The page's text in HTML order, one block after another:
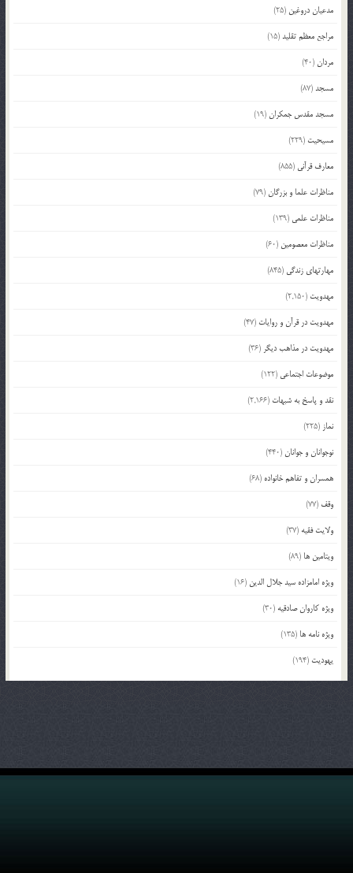
مدعیان دروغین (25)
مراجع معظم تقلید(15)
مردان(40)
مسجد(87)
مسجد مقدس جمکران(19)
مسیحیت (229)
معارف قرآنی (855)
مناظرات علما و بزرگان(79)
مناظرات علمی (139)
مناظرات معصومین (60)
مهارتهای زندگی (845)
مهدویت (2,150)
مهدویت در قرآن و روایات (47)
مهدویت در مذاهب دیگر (36)
موضوعات اجتماعی (122)
نقد و پاسخ به شبهات (2,166)
نماز (225)
نوجوانان و جوانان(440)
همسران و تفاهم خانواده (68)
وقف (77)
ولایت فقیه (37)
ویتامین ها (89)
ویژه امامزاده سید جلال الدین (16)
ویژه کاروان صادقیه (30)
ویژه نامه ها (135)
یهودیت (194)